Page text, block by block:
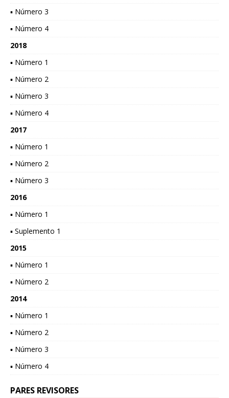
▪ Número 3
▪ Número 4
2018
▪ Número 1
▪ Número 2
▪ Número 3
▪ Número 4
2017
▪ Número 1
▪ Número 2
▪ Número 3
2016
▪ Número 1
▪ Suplemento 1
2015
▪ Número 1
▪ Número 2
2014
▪ Número 1
▪ Número 2
▪ Número 3
▪ Número 4
PARES REVISORES